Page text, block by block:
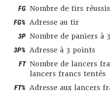
FG Nombre de tirs
FG% Adresse au tir
3P Nombre de paniers à
3P% Adresse à 3 points
FT Nombre de lancers
lancers francs tentés
FT% Adresse aux lancers